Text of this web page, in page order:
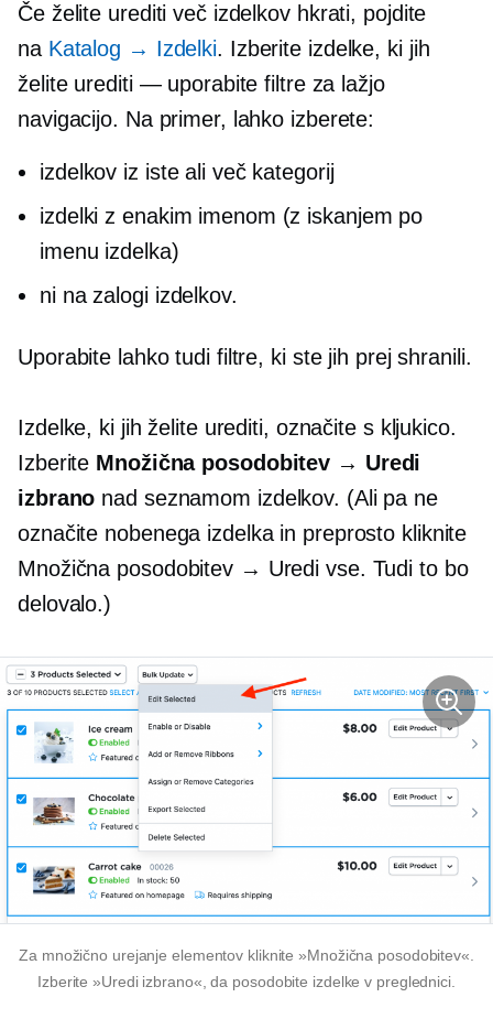
Če želite urediti več izdelkov hkrati, pojdite
na Katalog → Izdelki. Izberite izdelke, ki jih
želite urediti — uporabite filtre za lažjo
navigacijo. Na primer, lahko izberete:
izdelkov iz iste ali več kategorij
izdelki z enakim imenom (z iskanjem po
imenu izdelka)
ni na zalogiizdelkov.
Uporabite lahko tudi filtre, ki ste jih prej shranili.
Izdelke, ki jih želite urediti, označite s kljukico.
Izberite Množična posodobitev → Uredi
izbrano nad seznamom izdelkov. (Ali pa ne
označite nobenega izdelka in preprosto kliknite
Množična posodobitev → Uredi vse. Tudi to bo
delovalo.)
Za množično urejanje elementov kliknite »Množična posodobitev«.
Izberite »Uredi izbrano«, da posodobite izdelke v preglednici.